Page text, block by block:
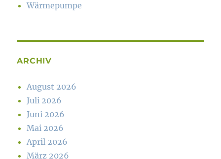
Wärmepumpe
ARCHIV
August 2026
Juli 2026
Juni 2026
Mai 2026
April 2026
März 2026